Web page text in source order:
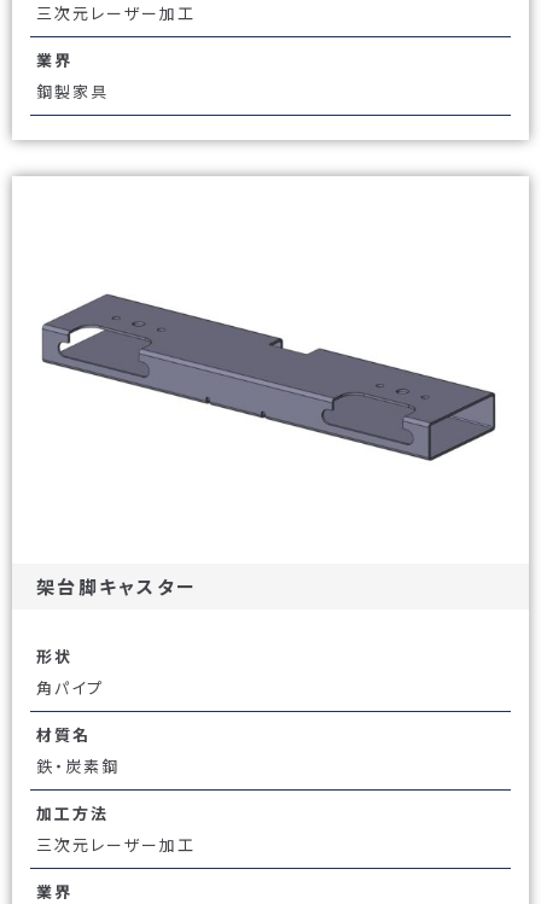
三次元レーザー加工
業界
鋼製家具
架台脚キャスター
形状
角パイプ
材質名
鉄・炭素鋼
加工方法
三次元レーザー加工
業界